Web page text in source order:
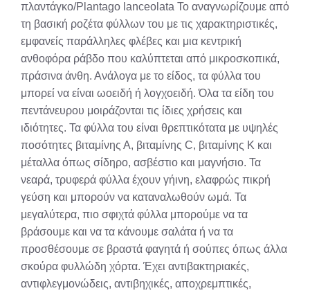
πλαντάγκο/Plantago lanceolata Το αναγνωρίζουμε από
τη βασική ροζέτα φύλλων του με τις χαρακτηριστικές,
εμφανείς παράλληλες φλέβες και μια κεντρική
ανθοφόρα ράβδο που καλύπτεται από μικροσκοπικά,
πράσινα άνθη. Ανάλογα με το είδος, τα φύλλα του
μπορεί να είναι ωοειδή ή λογχοειδή. Όλα τα είδη του
πεντάνευρου μοιράζονται τις ίδιες χρήσεις και
ιδιότητες. Τα φύλλα του είναι θρεπτικότατα με υψηλές
ποσότητες βιταμίνης Α, βιταμίνης C, βιταμίνης Κ και
μέταλλα όπως σίδηρο, ασβέστιο και μαγνήσιο. Τα
νεαρά, τρυφερά φύλλα έχουν γήινη, ελαφρώς πικρή
γεύση και μπορούν να καταναλωθούν ωμά. Τα
μεγαλύτερα, πιο σφιχτά φύλλα μπορούμε να τα
βράσουμε και να τα κάνουμε σαλάτα ή να τα
προσθέσουμε σε βραστά φαγητά ή σούπες όπως άλλα
σκούρα φυλλώδη χόρτα. Έχει αντιβακτηριακές,
αντιφλεγμονώδεις, αντιβηχικές, αποχρεμπτικές,